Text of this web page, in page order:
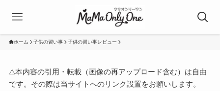
ホーム 子供の習い事 子供の習い事レビュー
⚠️本内容の引用・転載（画像の再アップロード含む）は自由
です。その際は当サイトへのリンク設置をお願いします。